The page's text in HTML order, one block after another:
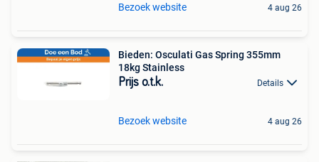
Bezoek website 4 aug 26
Bieden: Osculati Gas Spring 355mm
18kg Stainless
Prijs o.t.k. Details
Bezoek website 4 aug 26